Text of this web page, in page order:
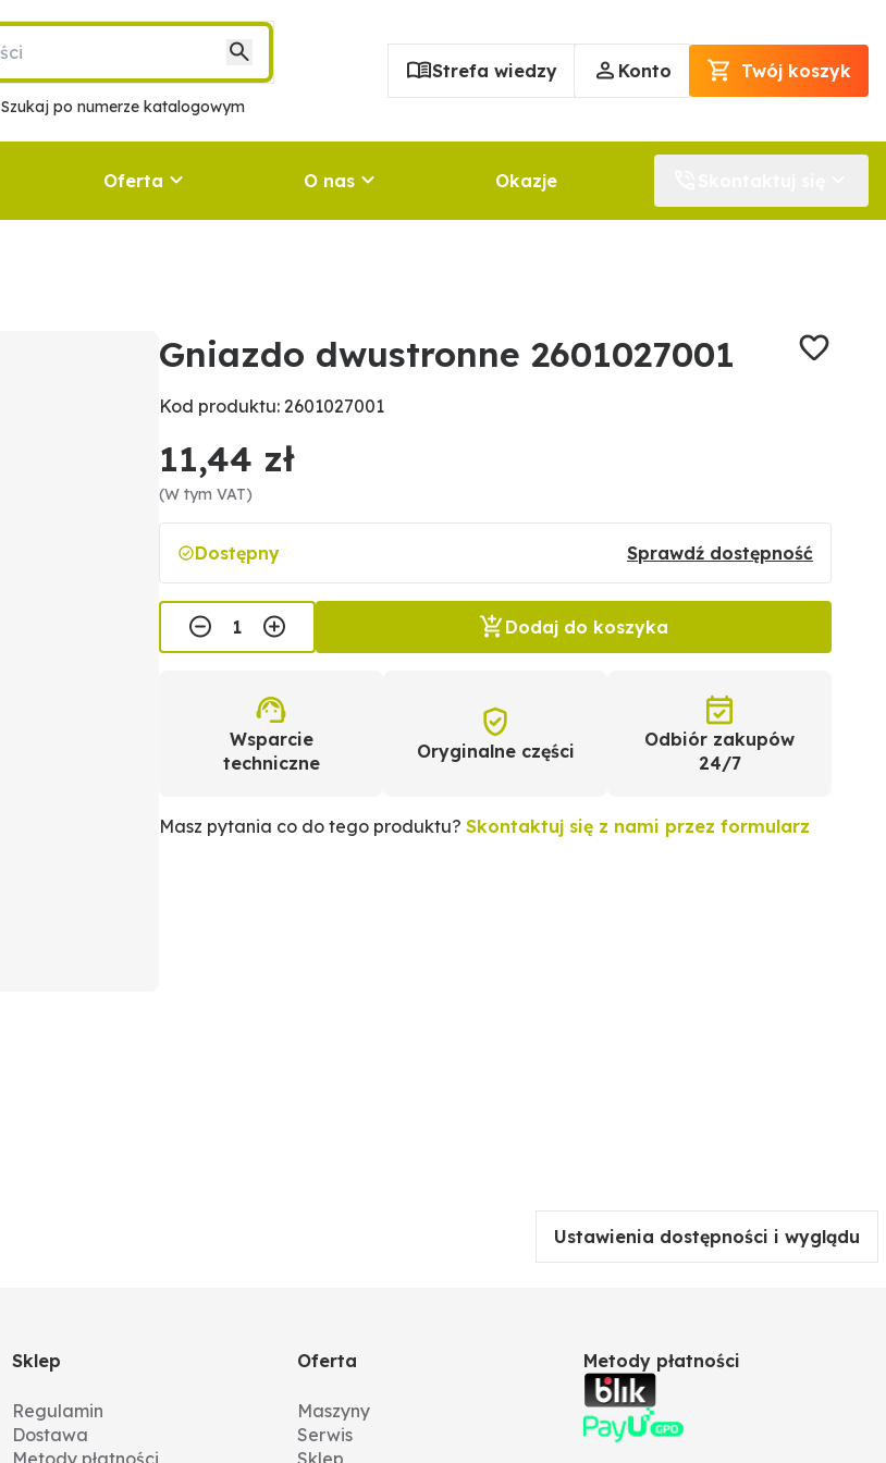
Szukaj po numerze katalogowym
Strefa wiedzy Konto Twój koszyk
Oferta O nas Okazje
Gniazdo dwustronne 2601027001
Kod produktu: 2601027001
11,44 zł
(W tym VAT)
Dostępny Sprawdź dostępność
Dodaj do koszyka
Wsparcie
techniczne
Oryginalne części
Odbiór zakupów
24/7
Masz pytania co do tego produktu? Skontaktuj się z nami przez formularz
Ustawienia dostępności i wyglądu
Sklep
Regulamin
Dostawa
Metody płatności
Oferta
Maszyny
Serwis
Sklep
Metody płatności